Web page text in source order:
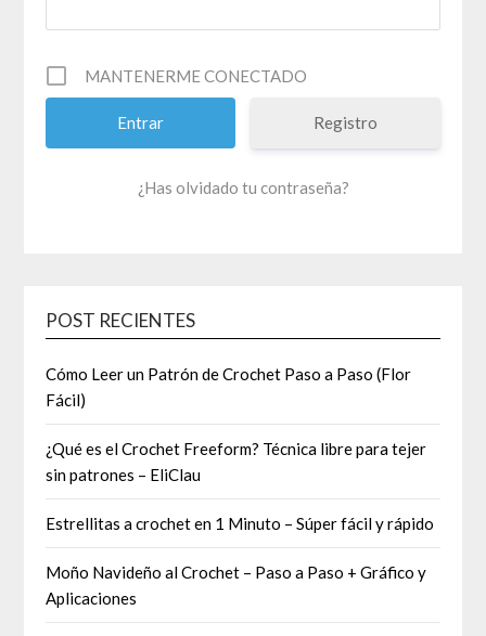
MANTENERME CONECTADO
Registro
¿Has olvidado tu contraseña?
POST RECIENTES
Cómo Leer un Patrón de Crochet Paso a Paso (Flor
Fácil)
¿Qué es el Crochet Freeform? Técnica libre para tejer
sin patrones – EliClau
Estrellitas a crochet en 1 Minuto – Súper fácil y rápido
Moño Navideño al Crochet – Paso a Paso + Gráfico y
Aplicaciones